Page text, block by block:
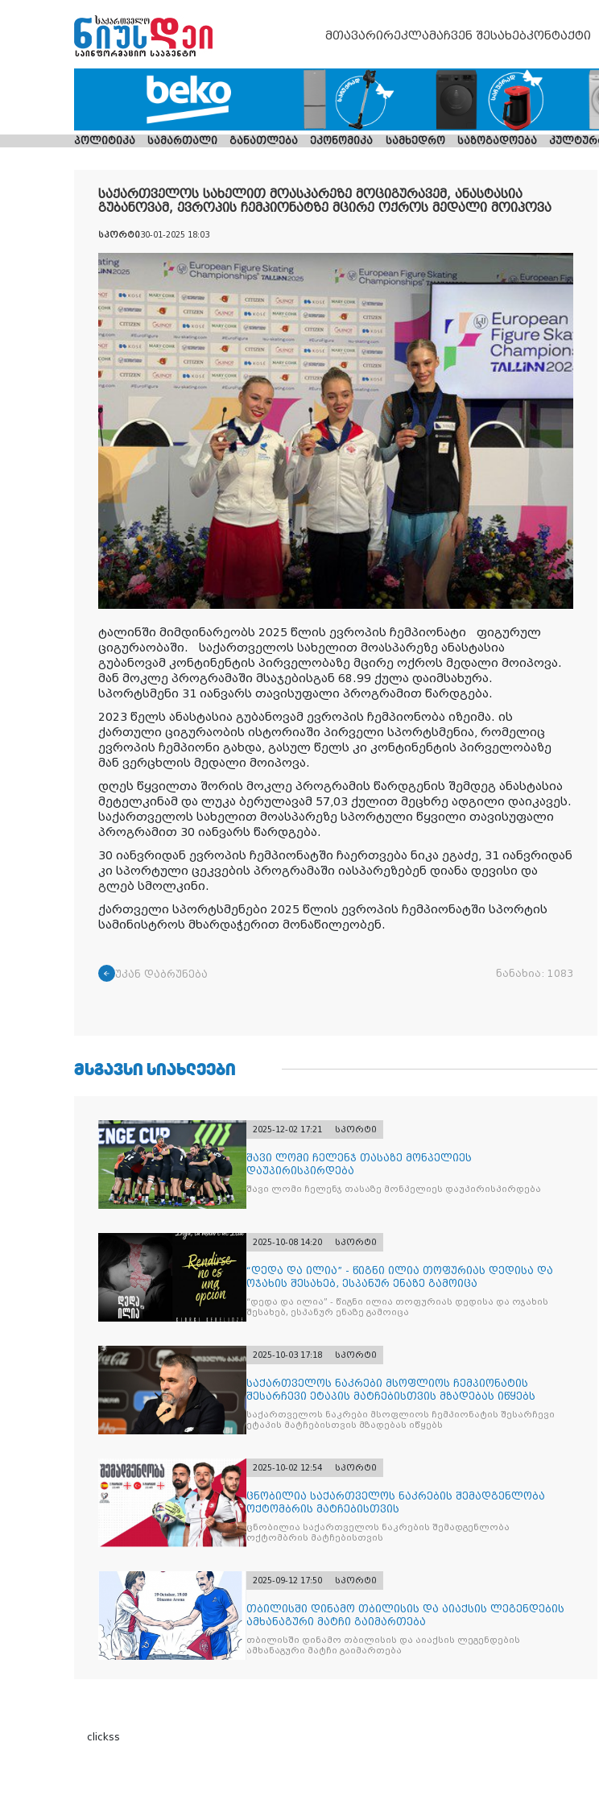
მთავარირეკლამაჩვენ შესახებკონტაქტი
პოლიტიკა სამართალი განათლება ეკონომიკა სამხედრო საზოგადოება
საქართველოს სახელით მოასპარეზე მოციგურავემ, ანასტასია
გუბანოვამ, ევროპის ჩემპიონატზე მცირე ოქროს მედალი მოიპოვა
სპორტი30-01-2025 18:03
ტალინში მიმდინარეობს 2025 წლის ევროპის ჩემპიონატი ფიგურულ
ციგურაობაში. საქართველოს სახელით მოასპარეზე ანასტასია
გუბანოვამ კონტინენტის პირველობაზე მცირე ოქროს მედალი მოიპოვა.
მან მოკლე პროგრამაში მსაჯებისგან 68.99 ქულა დაიმსახურა.
სპორტსმენი 31 იანვარს თავისუფალი პროგრამით წარდგება.
2023 წელს ანასტასია გუბანოვამ ევროპის ჩემპიონობა იზეიმა. ის
ქართული ციგურაობის ისტორიაში პირველი სპორტსმენია, რომელიც
ევროპის ჩემპიონი გახდა, გასულ წელს კი კონტინენტის პირველობაზე
მან ვერცხლის მედალი მოიპოვა.
დღეს წყვილთა შორის მოკლე პროგრამის წარდგენის შემდეგ ანასტასია
მეტელკინამ და ლუკა ბერულავამ 57,03 ქულით მეცხრე ადგილი დაიკავეს.
საქართველოს სახელით მოასპარეზე სპორტული წყვილი თავისუფალი
პროგრამით 30 იანვარს წარდგება.
30 იანვრიდან ევროპის ჩემპიონატში ჩაერთვება ნიკა ეგაძე, 31 იანვრიდან
კი სპორტული ცეკვების პროგრამაში იასპარეზებენ დიანა დევისი და
გლებ სმოლკინი.
ქართველი სპორტსმენები 2025 წლის ევროპის ჩემპიონატში სპორტის
სამინისტროს მხარდაჭერით მონაწილეობენ.
უკან დაბრუნება ნანახია: 1083
ᲛᲡᲒᲐᲕᲡᲘ ᲡᲘᲐᲮᲚᲔᲔᲑᲘ
2025-12-02 17:21 სპორტი
შავი ლომი ჩელენჯ თასაზე მონპელიეს
დაუპირისპირდება
შავი ლომი ჩელენჯ თასაზე მონპელიეს დაუპირისპირდება
2025-10-08 14:20 სპორტი
“დედა და ილია” - წიგნი ილია თოფურიას დედისა და
ოჯახის შესახებ, ესპანურ ენაზე გამოიცა
“დედა და ილია” - წიგნი ილია თოფურიას დედისა და ოჯახის
შესახებ, ესპანურ ენაზე გამოიცა
2025-10-03 17:18 სპორტი
საქართველოს ნაკრები მსოფლიოს ჩემპიონატის
შესარჩევი ეტაპის მატჩებისთვის მზადებას იწყებს
საქართველოს ნაკრები მსოფლიოს ჩემპიონატის შესარჩევი
ეტაპის მატჩებისთვის მზადებას იწყებს
2025-10-02 12:54 სპორტი
ცნობილია საქართველოს ნაკრების შემადგენლობა
ოქტომბრის მატჩებისთვის
ცნობილია საქართველოს ნაკრების შემადგენლობა
ოქტომბრის მატჩებისთვის
2025-09-12 17:50 სპორტი
თბილისში დინამო თბილისის და აიაქსის ლეგენდების
ამხანაგური მატჩი გაიმართება
თბილისში დინამო თბილისის და აიაქსის ლეგენდების
ამხანაგური მატჩი გაიმართება
clickss